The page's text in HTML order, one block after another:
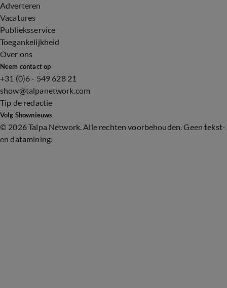
Adverteren
Vacatures
Publieksservice
Toegankelijkheid
Over ons
Neem contact op
+31 (0)6 - 549 628 21
show@talpanetwork.com
Tip de redactie
Volg Shownieuws
© 2026 Talpa Network. Alle rechten voorbehouden. Geen tekst-
en datamining.